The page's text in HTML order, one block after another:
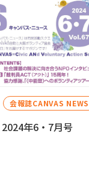
会報誌CANVAS NEWS
2024年6・7月号